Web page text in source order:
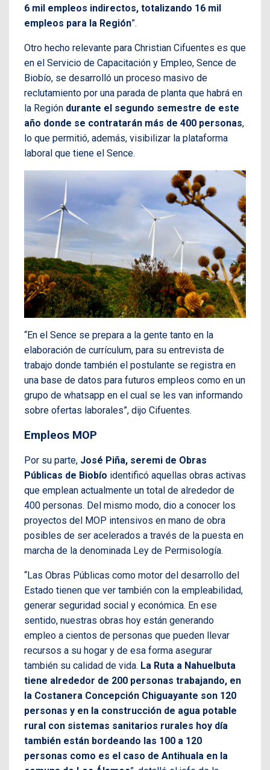
6 mil empleos indirectos, totalizando 16 mil
empleos para la Región”.
Otro hecho relevante para Christian Cifuentes es que
en el Servicio de Capacitación y Empleo, Sence de
Biobío, se desarrolló un proceso masivo de
reclutamiento por una parada de planta que habrá en
la Región durante el segundo semestre de este
año donde se contratarán más de 400 personas,
lo que permitió, además, visibilizar la plataforma
laboral que tiene el Sence.
“En el Sence se prepara a la gente tanto en la
elaboración de currículum, para su entrevista de
trabajo donde también el postulante se registra en
una base de datos para futuros empleos como en un
grupo de whatsapp en el cual se les van informando
sobre ofertas laborales”, dijo Cifuentes.
Empleos MOP
Por su parte, José Piña, seremi de Obras
Públicas de Biobío identificó aquellas obras activas
que emplean actualmente un total de alrededor de
400 personas. Del mismo modo, dio a conocer los
proyectos del MOP intensivos en mano de obra
posibles de ser acelerados a través de la puesta en
marcha de la denominada Ley de Permisología.
“Las Obras Públicas como motor del desarrollo del
Estado tienen que ver también con la empleabilidad,
generar seguridad social y económica. En ese
sentido, nuestras obras hoy están generando
empleo a cientos de personas que pueden llevar
recursos a su hogar y de esa forma asegurar
también su calidad de vida. La Ruta a Nahuelbuta
tiene alrededor de 200 personas trabajando, en
la Costanera Concepción Chiguayante son 120
personas y en la construcción de agua potable
rural con sistemas sanitarios rurales hoy día
también están bordeando las 100 a 120
personas como es el caso de Antihuala en la